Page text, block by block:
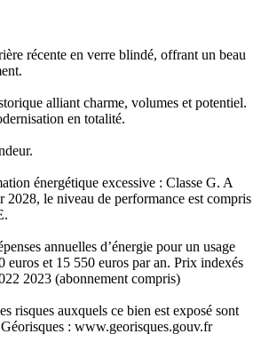
récente en verre blindé, offrant un beau
alliant charme, volumes et potentiel.
en totalité.
énergétique excessive : Classe G. A
2028, le niveau de performance est compris
annuelles d’énergie pour un usage
euros et 15 550 euros par an. Prix indexés
2023 (abonnement compris)
risques auxquels ce bien est exposé sont
: www.georisques.gouv.fr